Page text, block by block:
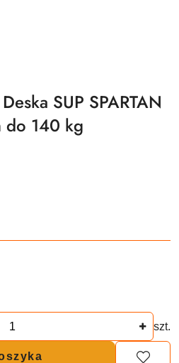
SUP SPARTAN
do 140 kg
szt.